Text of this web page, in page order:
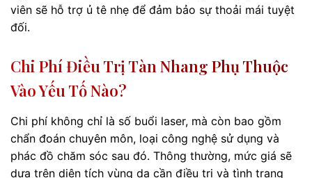
viên sẽ hỗ trợ ủ tê nhẹ để đảm bảo sự thoải mái tuyệt
đối.
Chi Phí Điều Trị Tàn Nhang Phụ Thuộc
Vào Yếu Tố Nào?
Chi phí không chỉ là số buổi laser, mà còn bao gồm
chẩn đoán chuyên môn, loại công nghệ sử dụng và
phác đồ chăm sóc sau đó. Thông thường, mức giá sẽ
dựa trên diện tích vùng da cần điều trị và tình trạng